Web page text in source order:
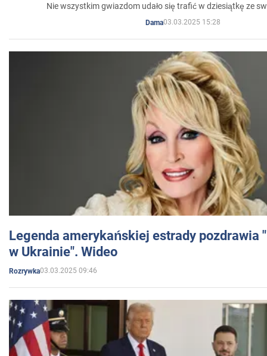
Nie wszystkim gwiazdom udało się trafić w dziesiątkę ze
Dama03.03.2025 15:28
Legenda amerykańskiej estrady pozdrawia
w Ukrainie". Wideo
Rozrywka03.03.2025 09:46